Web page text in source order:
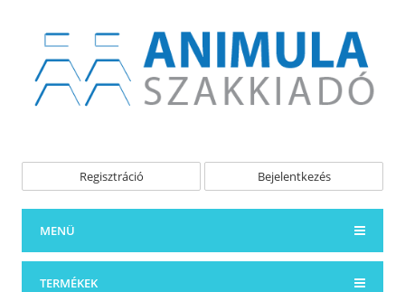
Regisztráció Bejelentkezés
MENÜ
TERMÉKEK